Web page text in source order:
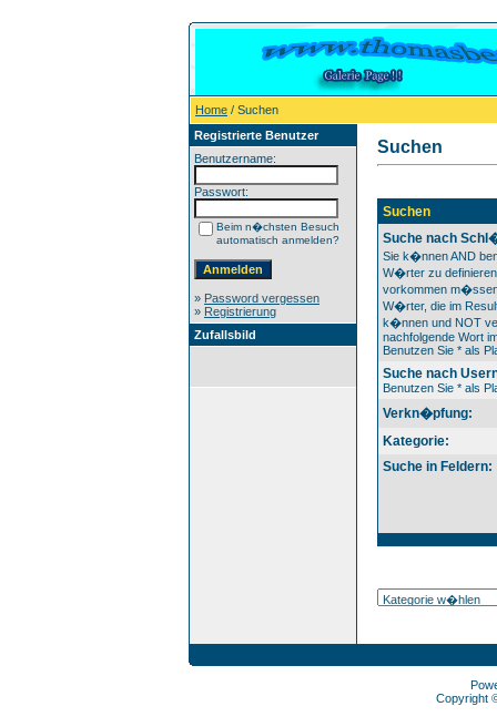
Home / Suchen
Registrierte Benutzer
Benutzername:
Passwort:
Beim n�chsten Besuch
automatisch anmelden?
» Password vergessen
» Registrierung
Zufallsbild
Suchen
Suchen
Suche nach
Sie k�nnen AND
W�rter zu
vorkommen
W�rter, die im
k�nnen und NOT
nachfolgende Wort
Benutzen Sie * als
Suche nach
Benutzen Sie * als
Verkn�pfung:
Kategorie:
Suche in Feldern:
Copyright